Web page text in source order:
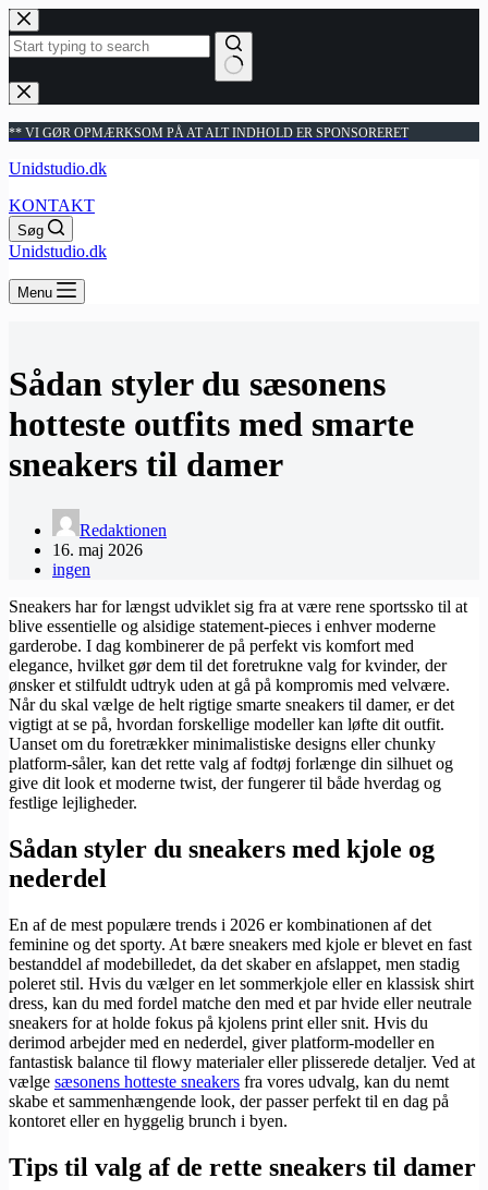
Fortsæt
til
indhold
Ingen
resultater
** VI GØR OPMÆRKSOM PÅ AT ALT INDHOLD ER SPONSORERET
Unidstudio.dk
KONTAKT
Søg
Unidstudio.dk
Menu
Sådan styler du sæsonens
hotteste outfits med smarte
sneakers til damer
Redaktionen
16. maj 2026
ingen
Sneakers har for længst udviklet sig fra at være rene sportssko til at
blive essentielle og alsidige statement-pieces i enhver moderne
garderobe. I dag kombinerer de på perfekt vis komfort med
elegance, hvilket gør dem til det foretrukne valg for kvinder, der
ønsker et stilfuldt udtryk uden at gå på kompromis med velvære.
Når du skal vælge de helt rigtige smarte sneakers til damer, er det
vigtigt at se på, hvordan forskellige modeller kan løfte dit outfit.
Uanset om du foretrækker minimalistiske designs eller chunky
platform-såler, kan det rette valg af fodtøj forlænge din silhuet og
give dit look et moderne twist, der fungerer til både hverdag og
festlige lejligheder.
Sådan styler du sneakers med kjole og
nederdel
En af de mest populære trends i 2026 er kombinationen af det
feminine og det sporty. At bære sneakers med kjole er blevet en fast
bestanddel af modebilledet, da det skaber en afslappet, men stadig
poleret stil. Hvis du vælger en let sommerkjole eller en klassisk shirt
dress, kan du med fordel matche den med et par hvide eller neutrale
sneakers for at holde fokus på kjolens print eller snit. Hvis du
derimod arbejder med en nederdel, giver platform-modeller en
fantastisk balance til flowy materialer eller plisserede detaljer. Ved at
vælge sæsonens hotteste sneakers fra vores udvalg, kan du nemt
skabe et sammenhængende look, der passer perfekt til en dag på
kontoret eller en hyggelig brunch i byen.
Tips til valg af de rette sneakers til damer